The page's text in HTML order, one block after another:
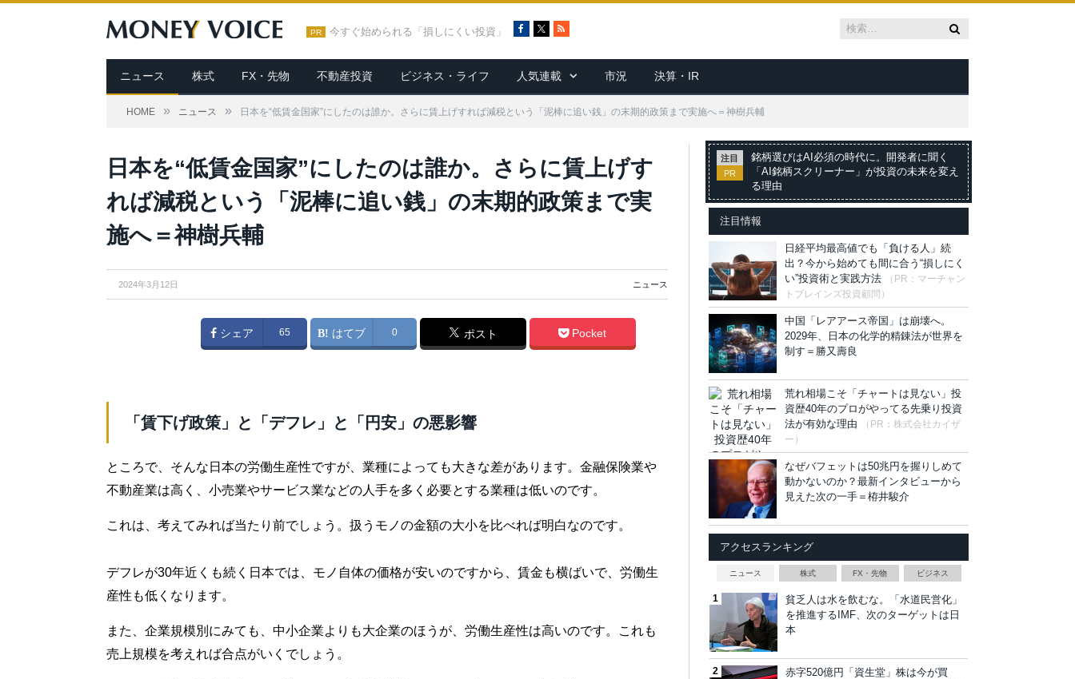
PR 今すぐ始められる「損しにくい投資」
c
e
b
R
S
ニュース 株式 FX・先物 不動産投資 ビジネス・ライフ 人気連載 市況 決算・IR
HOME » ニュース » 日本を“低賃金国家”にしたのは誰か。さらに賃上げすれば減税という「泥棒に追い銭」の末期的政策まで実施へ＝神樹兵輔
日本を“低賃金国家”にしたのは誰か。さらに賃上げす
れば減税という「泥棒に追い銭」の末期的政策まで実
施へ＝神樹兵輔
2024年3月12日 ニュース
シェア 65 はてブ 0 ポスト Pocket
「賃下げ政策」と「デフレ」と「円安」の悪影響
ところで、そんな日本の労働生産性ですが、業種によっても大きな差があります。金融保険業や
不動産業は高く、小売業やサービス業などの人手を多く必要とする業種は低いのです。
これは、考えてみれば当たり前でしょう。扱うモノの金額の大小を比べれば明白なのです。
デフレが30年近くも続く日本では、モノ自体の価格が安いのですから、賃金も横ばいで、労働生
産性も低くなります。
また、企業規模別にみても、中小企業よりも大企業のほうが、労働生産性は高いのです。これも
売上規模を考えれば合点がいくでしょう。
注目
PR
銘柄選びはAI必須の時代に。開発者に聞く
「AI銘柄スクリーナー」が投資の未来を変え
る理由
注目情報
日経平均最高値でも「負ける人」続
出？今から始めても間に合う“損しにく
い”投資術と実践方法
（PR：マーチャン
トブレインズ投資顧問）
中国「レアアース帝国」は崩壊へ。
2029年、日本の化学的精錬法が世界を
制す＝勝又壽良
荒れ相場こそ「チャートは見ない」投
資歴40年のプロがやってる先乗り投資
法が有効な理由
（PR：株式会社カイザ
ー）
なぜバフェットは50兆円を握りしめて
動かないのか？最新インタビューから
見えた次の一手＝栫井駿介
アクセスランキング
ニュース 株式 FX・先物 ビジネス
貧乏人は水を飲むな。「水道民営化」
を推進するIMF、次のターゲットは日
本
赤字520億円「資生堂」株は今が買